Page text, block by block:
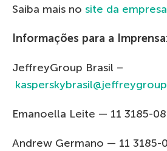
Saiba mais no site da empresa
Informações para a
JeffreyGroup Brasil –
Emanoella Leite — 11 3185-
Andrew Germano — 11 3185-